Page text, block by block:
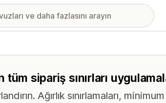
sipariş sınırları
Ağırlık sınırlamaları, minimum